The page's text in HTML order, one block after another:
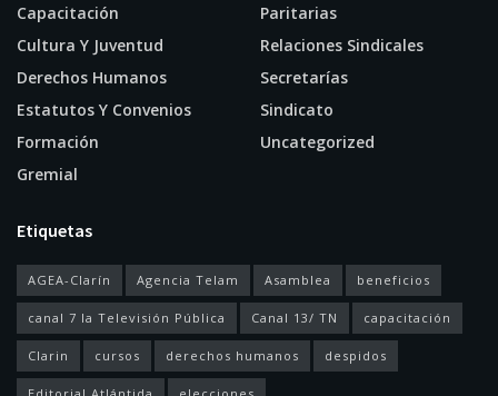
Capacitación
Cultura Y Juventud
Derechos Humanos
Estatutos Y Convenios
Formación
Gremial
Paritarias
Relaciones Sindicales
Secretarías
Sindicato
Uncategorized
Etiquetas
AGEA-Clarín Agencia Telam Asamblea beneficios
canal 7 la Televisión Pública Canal 13/ TN capacitación
Clarin cursos derechos humanos despidos